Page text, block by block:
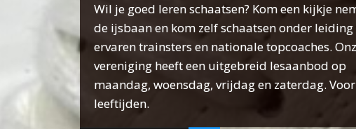
Wil je goed leren schaatsen? Kom een kijkje
de ijsbaan en kom zelf schaatsen onder leiding
ervaren trainsters en nationale topcoaches.
vereniging heeft een uitgebreid lesaanbod op
maandag, woensdag, vrijdag en zaterdag.
leeftijden.